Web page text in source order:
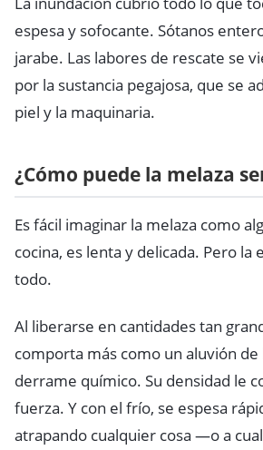
espesa y sofocante. Sótanos
jarabe. Las labores de rescate se
por la sustancia pegajosa, que se
piel y la maquinaria.
¿Cómo puede la melaza
Es fácil imaginar la melaza como
cocina, es lenta y delicada. Pero la
todo.
Al liberarse en cantidades tan
comporta más como un aluvión de
derrame químico. Su densidad le
fuerza. Y con el frío, se espesa
atrapando cualquier cosa —o a